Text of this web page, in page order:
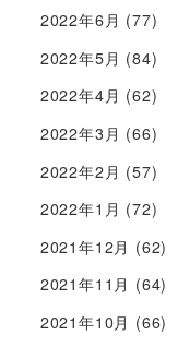
2022年6月 (77)
2022年5月 (84)
2022年4月 (62)
2022年3月 (66)
2022年2月 (57)
2022年1月 (72)
2021年12月 (62)
2021年11月 (64)
2021年10月 (66)